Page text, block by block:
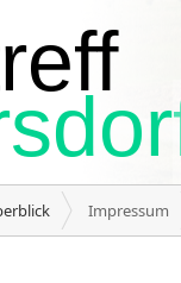
Impressum